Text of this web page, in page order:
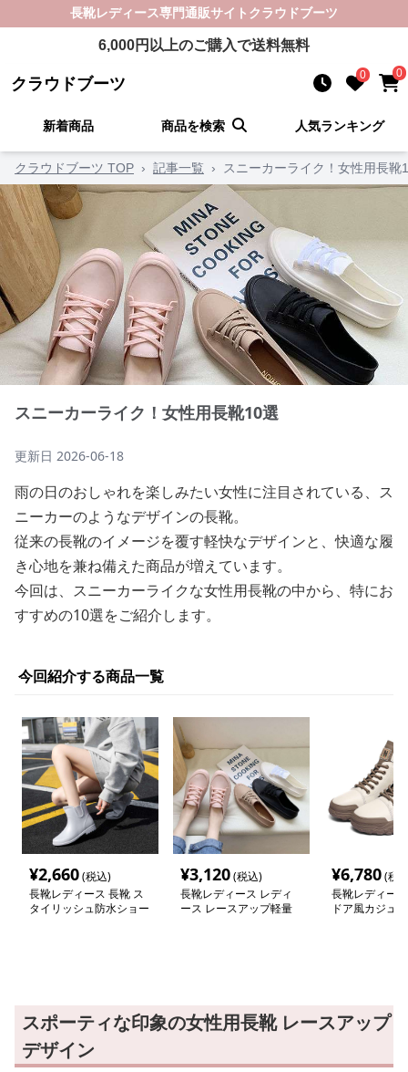
長靴レディース専門通販サイト クラウドブーツ
6,000円以上のご購入で送料無料
クラウドブーツ 0 0
新着商品 商品を検索 人気ランキング
クラウドブーツ TOP › 記事一覧 › スニーカーライク！女性用長靴
スニーカーライク！女性用長靴10選
更新日 2026-06-18
雨の日のおしゃれを楽しみたい女性に注目されている、ス
ニーカーのようなデザインの長靴。
従来の長靴のイメージを覆す軽快なデザインと、快適な履
き心地を兼ね備えた商品が増えています。
今回は、スニーカーライクな女性用長靴の中から、特にお
すすめの10選をご紹介します。
今回紹介する商品一覧
¥2,660(税込)
長靴レディース 長靴 ス
タイリッシュ防水ショー
¥3,120(税込)
長靴レディース レディ
ース レースアップ軽量
¥6,780(税
長靴レディー
ドア風カジュ
スポーティな印象の女性用長靴 レースアップ
デザイン